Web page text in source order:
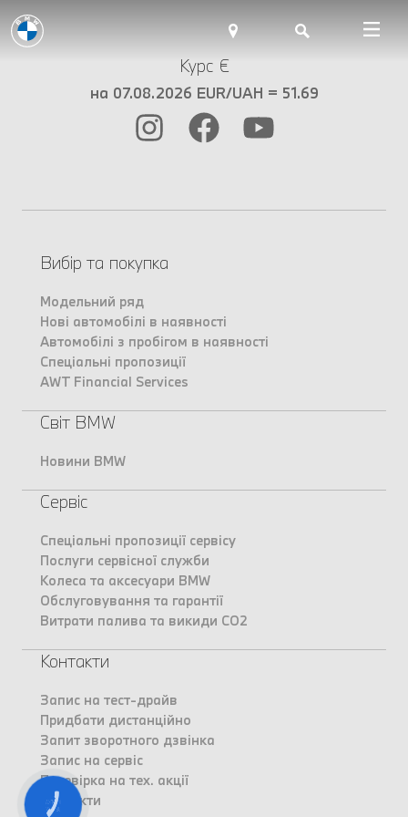
Курс €
на 07.08.2026 EUR/UAH = 51.69
Вибір та покупка
Модельний ряд
Нові автомобілі в наявності
Автомобілі з пробігом в наявності
Спеціальні пропозиції
AWT Financial Services
Світ BMW
Новини BMW
Сервіс
Спеціальні пропозиції сервісу
Послуги сервісної служби
Колеса та аксесуари BMW
Обслуговування та гарантії
Витрати палива та викиди CO2
Контакти
Запис на тест-драйв
Придбати дистанційно
Запит зворотного дзвінка
Запис на сервіс
Перевірка на тех. акції
Контакти
КНОПКА
ЗВ'ЯЗКУ